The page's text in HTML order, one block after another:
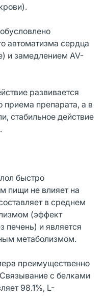
автоматизма сердца
и замедлением AV-
развивается
приема препарата, а в
стабильное действие
быстро
пищи не влияет на
в среднем
(эффект
печень) и является
метаболизмом.
преимущественно
с белками
98.1%, L-